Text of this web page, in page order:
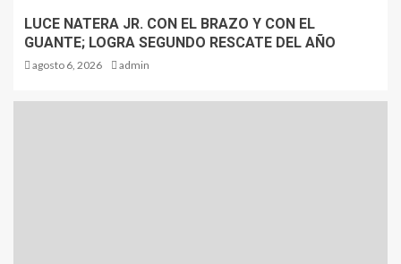
LUCE NATERA JR. CON EL BRAZO Y CON EL
GUANTE; LOGRA SEGUNDO RESCATE DEL AÑO
agosto 6, 2026 admin